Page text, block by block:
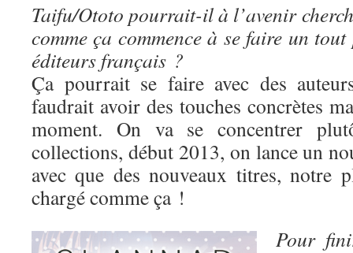
Taifu/Ototo pourrait-il à l’avenir
comme ça commence à se faire un
éditeurs français ?
Ça pourrait se faire avec des
faudrait avoir des touches concrètes
moment. On va se concentrer
collections, début 2013, on lance un
avec que des nouveaux titres, notre
chargé comme ça !
Pour